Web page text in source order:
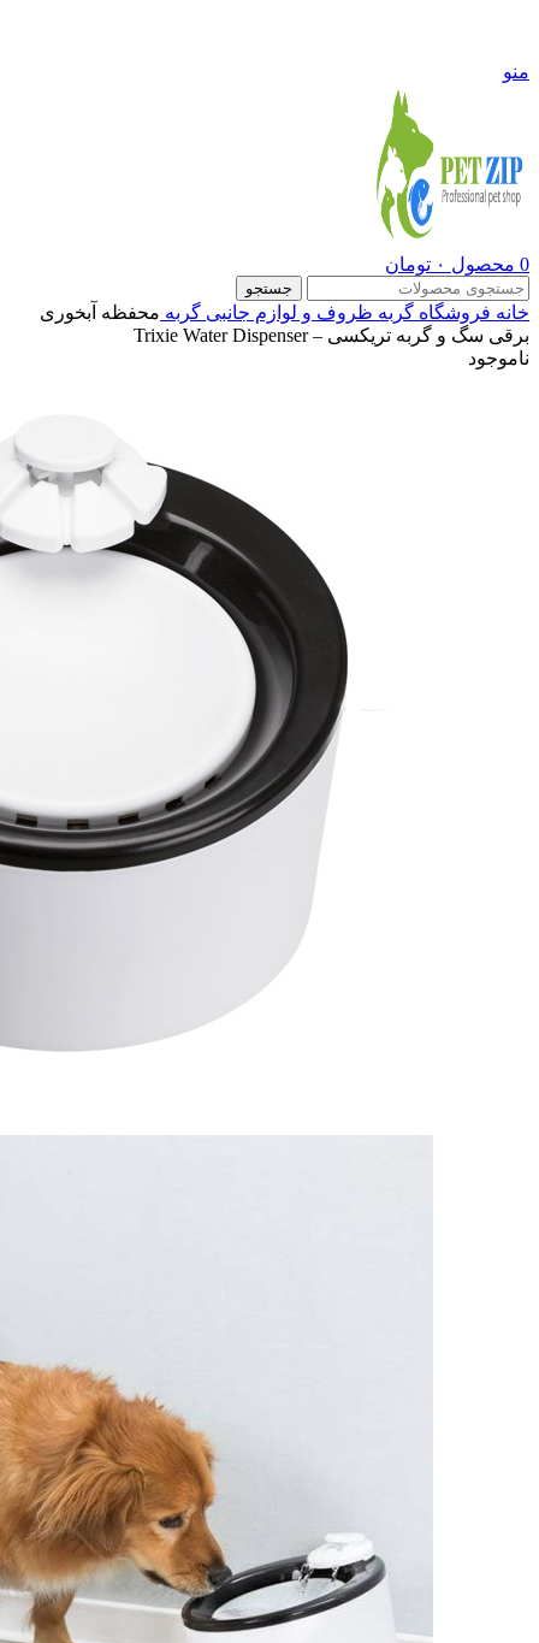
منو
0 محصول ۰ تومان
جستجو
خانه فروشگاه گربه ظروف و لوازم جانبی گربه محفظه آبخوری
برقی سگ و گربه تریکسی – Trixie Water Dispenser
ناموجود